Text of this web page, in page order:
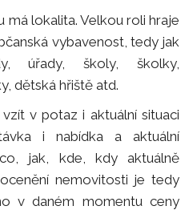
má lokalita. Velkou roli hraje
vybavenost, tedy jak
úřady, školy, školky,
dětská hřiště atd.
v potaz i aktuální situaci
i nabídka a aktuální
jak, kde, kdy aktuálně
nemovitosti je tedy
v daném momentu ceny